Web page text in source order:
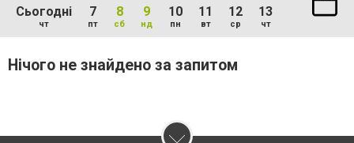
Сьогодні
чт
7
пт
8
сб
9
нд
10
пн
11
вт
12
ср
13
чт
Нічого не знайдено за запитом